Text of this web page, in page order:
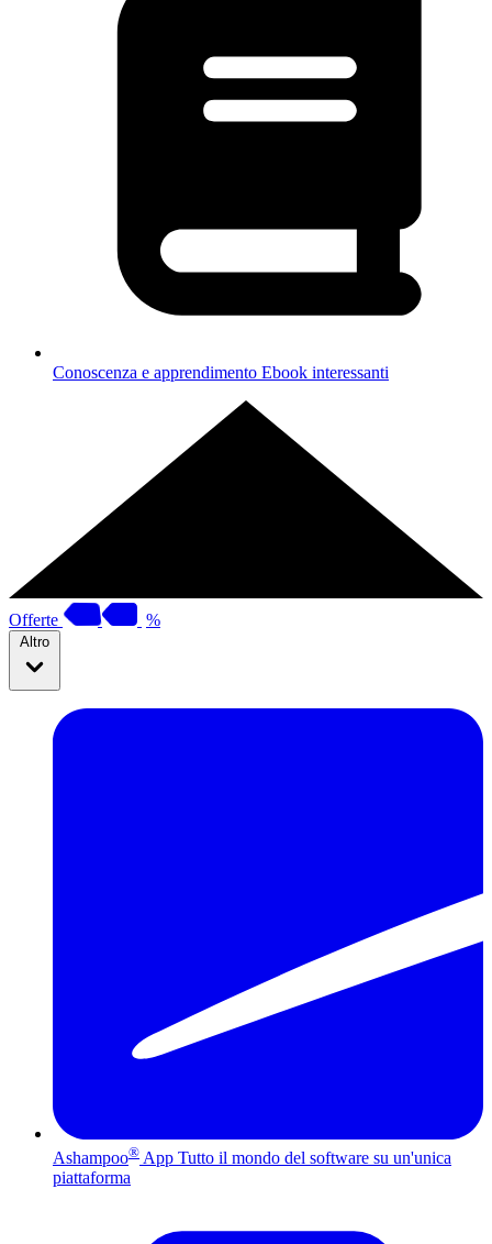
Conoscenza e apprendimento Ebook interessanti
Offerte %
Altro
Ashampoo® App Tutto il mondo del software su un'unica
piattaforma